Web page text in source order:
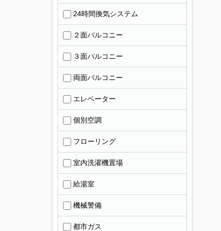
24時間換気システム
２面バルコニー
３面バルコニー
両面バルコニー
エレベーター
個別空調
フローリング
室内洗濯機置場
給湯室
機械警備
都市ガス